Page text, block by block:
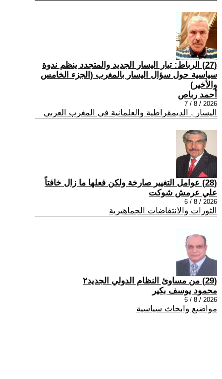
(27) الرباط: تيار اليسار الجديد والمتجدد ينظم ندوة
سياسية حول سؤال اليسار بالمغرب (الجزء الخامس
والأخير)
أحمد رباص
2026 / 8 / 7
اليسار , الديمقراطية والعلمانية في المغرب العربي
(28) عوامل التغيير صارخة ولكن فعلها ما زال خافتاً
علي عرمش شوكت
2026 / 8 / 6
الثورات والانتفاضات الجماهيرية
(29) من مساوئ النظام الدولي الجديد٢
محمود يوسف بكير
2026 / 8 / 6
مواضيع وابحاث سياسية